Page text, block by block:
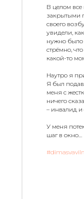
В целом
закрытыми
своего
увидели,
нужно было
стрёмно,
какой-то
Наутро я
Я был
меня с
ничего
– инвалид
У меня
шаг в окно…